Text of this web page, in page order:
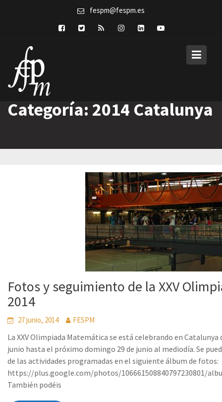
fespm@fespm.es
Categoría: 2014 Catalunya
Fotos y seguimiento de la XXV
2014
27 junio, 2014 FESPM
La XXV Olimpiada Matemática se está celebrando en Catalunya
junio hasta el próximo domingo 29 de junio al mediodía. Se
de las actividades programadas en el siguiente álbum de fotos:
https://plus.google.com/photos/106661508840797230801/
También podéis